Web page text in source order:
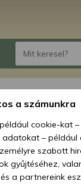
a számunkra
cookie-kat
–
szabott
gyűjtéséhez,
a partnereink